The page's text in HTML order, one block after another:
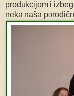
produkcijom i
neka naša